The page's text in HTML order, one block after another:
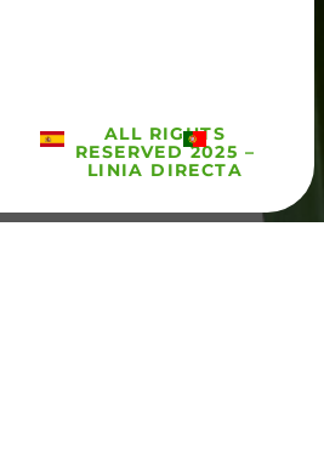
ALL RIGHTS
RESERVED 2025 –
LINIA DIRECTA